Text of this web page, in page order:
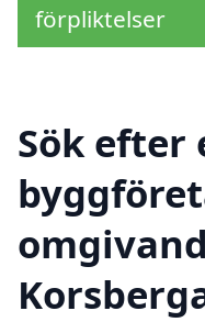
förpliktelser
Sök efter